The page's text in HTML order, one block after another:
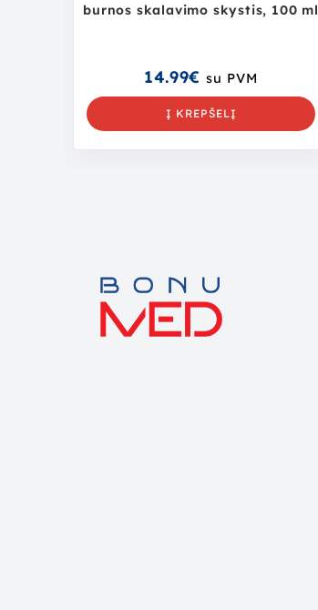
burnos skalavimo skystis, 100 ml
14.99€ su PVM
Į KREPŠELĮ